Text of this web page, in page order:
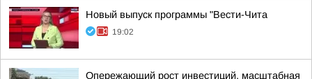
Новый выпуск программы "Вести-Чита
19:02
Опережающий рост инвестиций, масштабная